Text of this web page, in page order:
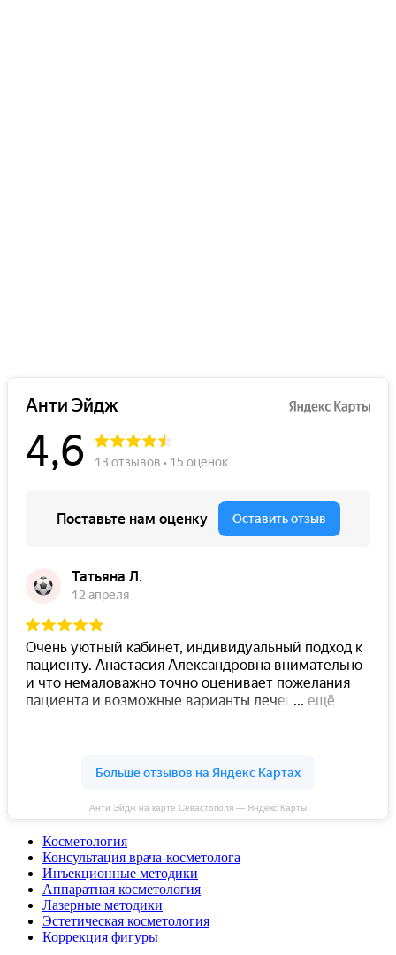
Анти Эйдж на карте Севастополя — Яндекс Карты
Косметология
Консультация врача-косметолога
Инъекционные методики
Аппаратная косметология
Лазерные методики
Эстетическая косметология
Коррекция фигуры